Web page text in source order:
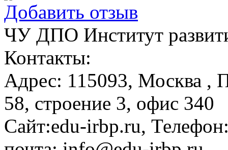
Добавить отзыв
ЧУ ДПО Институт
Контакты:
Адрес: 115093, Москва ,
58, строение 3, офис 340
Сайт:edu-irbp.ru,